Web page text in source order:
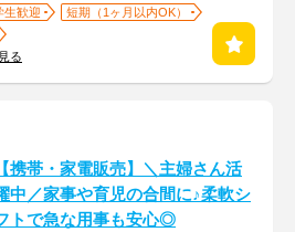
生歓迎
短期（1ヶ月以内OK）
る
【携帯・家電販売】＼主婦さん活
中／家事や育児の合間に♪柔軟シ
トで急な用事も安心◎